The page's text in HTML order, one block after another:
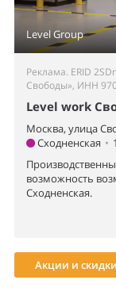
Level Group
Реклама. ERID
Свободы», ИНН
Level work
Москва, улица
Сходненская •
возможность
Сходненская.
Акции и скидки